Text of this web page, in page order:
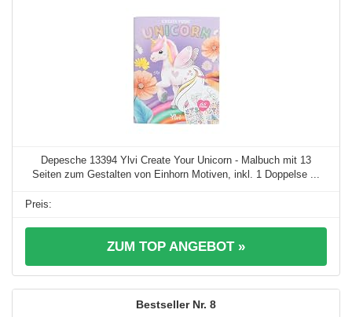
Depesche 13394 Ylvi Create Your Unicorn - Malbuch mit 13
Seiten zum Gestalten von Einhorn Motiven, inkl. 1 Doppelse ...
ZUM TOP ANGEBOT »
8